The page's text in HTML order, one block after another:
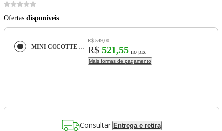
Ofertas disponíveis
MINI COCOTTE LE CREUSET FRUITS 480ML BLUEBERRY EM CERÂMICA AZURE BLUE 81930482200030
R$ 549,00
R$ 521,55 no pix
Mais formas de pagamento
Consultar Entrega e retira